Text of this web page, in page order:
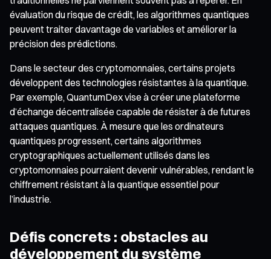
évaluation du risque de crédit, les algorithmes quantiques
peuvent traiter davantage de variables et améliorer la
précision des prédictions.
Dans le secteur des cryptomonnaies, certains projets
développent des technologies résistantes à la quantique.
Par exemple, QuantumDex vise à créer une plateforme
d’échange décentralisée capable de résister à de futures
attaques quantiques. À mesure que les ordinateurs
quantiques progressent, certains algorithmes
cryptographiques actuellement utilisés dans les
cryptomonnaies pourraient devenir vulnérables, rendant le
chiffrement résistant à la quantique essentiel pour
l’industrie.
Défis concrets : obstacles au
développement du système